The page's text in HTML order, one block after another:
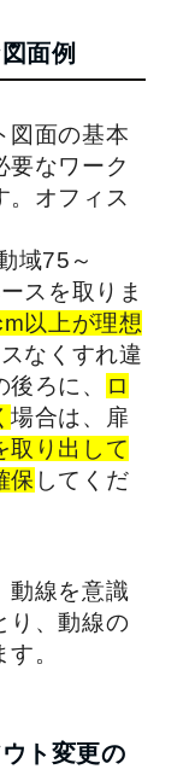
面例
図面の基本
要なワーク
。オフィス
域75～
スを取りま
以上が理想
なくすれ違
ろに、
ロ
場合は、扉
取り出して
保 してくだ
動線を意識
り、動線の
。
ト変更の